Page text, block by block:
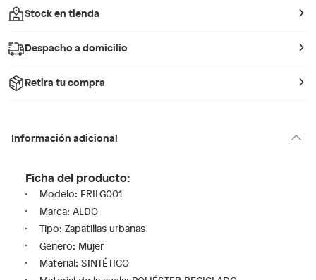
Stock en tienda
Despacho a domicilio
Retira tu compra
Información adicional
Ficha del producto:
Modelo: ERILG001
Marca: ALDO
Tipo: Zapatillas urbanas
Género: Mujer
Material: SINTÉTICO